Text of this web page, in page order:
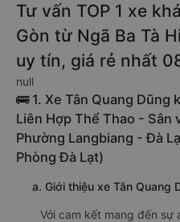
Tư vấn TOP 1 xe
Gòn từ Ngã Ba Tà
uy tín, giá rẻ nhất
null
🚌 1. Xe Tân Quang Dũng
Liên Hợp Thể Thao - Sân
Phường Langbiang - Đà
Phòng Đà Lạt)
a. Giới thiệu xe Tân Quang
Với cam kết mang đến sự